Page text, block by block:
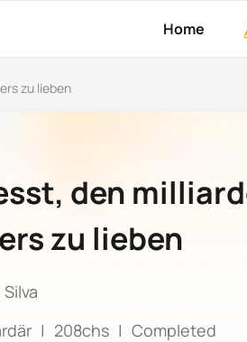
Home
zu lieben
den
zu lieben
| 208chs | Completed